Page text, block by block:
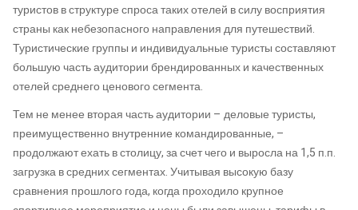
туристов в структуре спроса таких отелей в силу восприятия
страны как небезопасного направления для путешествий.
Туристические группы и индивидуальные туристы составляют
большую часть аудитории брендированных и качественных
отелей среднего ценового сегмента.
Тем не менее вторая часть аудитории – деловые туристы,
преимущественно внутренние командированные, –
продолжают ехать в столицу, за счет чего и выросла на 1,5 п.п.
загрузка в средних сегментах. Учитывая высокую базу
сравнения прошлого года, когда проходило крупное